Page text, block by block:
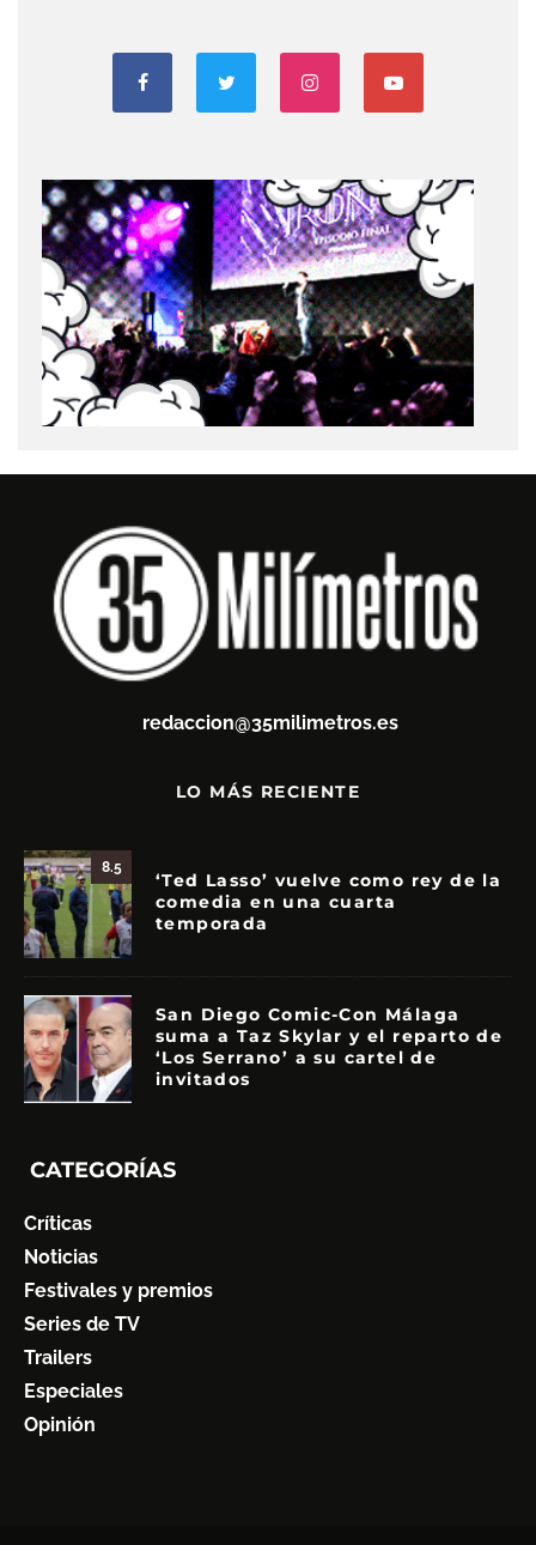
redaccion@35milimetros.es
LO MÁS RECIENTE
8.5
‘Ted Lasso’ vuelve como rey de la
comedia en una cuarta
temporada
San Diego Comic-Con Málaga
suma a Taz Skylar y el reparto de
‘Los Serrano’ a su cartel de
invitados
CATEGORÍAS
Críticas
Noticias
Festivales y premios
Series de TV
Trailers
Especiales
Opinión